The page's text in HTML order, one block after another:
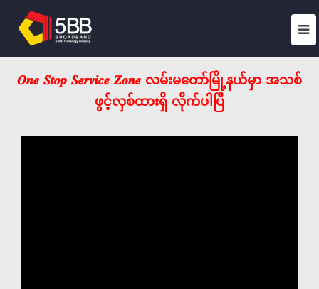
𝑶𝒏𝒆 𝑺𝒕𝒐𝒑 𝑺𝒆𝒓𝒗𝒊𝒄𝒆 𝒁𝒐𝒏𝒆 လမ်းမတော်မြို့နယ်မှာ အသစ်
ဖွင့်လှစ်ထားရှိ လိုက်ပါပြီ